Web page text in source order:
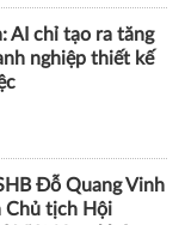
AI chỉ tạo ra tăng
nghiệp thiết kế
Đỗ Quang Vinh
Chủ tịch Hội